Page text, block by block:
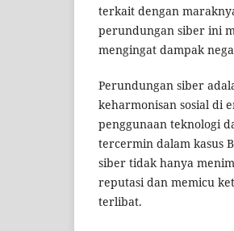
terkait dengan
perundungan siber ini
mengingat dampak
Perundungan siber
keharmonisan sosial di
penggunaan teknologi
tercermin dalam kasus
siber tidak hanya
reputasi dan memicu
terlibat.